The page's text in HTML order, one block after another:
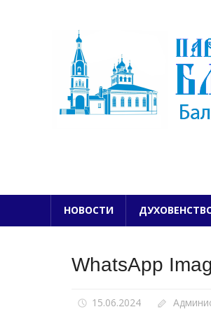
НОВОСТИ
WhatsApp
15.06.2024